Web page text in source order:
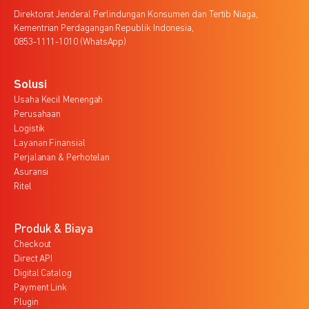
Direktorat Jenderal Perlindungan Konsumen dan Tertib Niaga,
Kementrian Perdagangan Republik Indonesia,
0853-1111-1010 (WhatsApp)
Solusi
Usaha Kecil Menengah
Perusahaan
Logistik
Layanan Finansial
Perjalanan & Perhotelan
Asuransi
Ritel
Produk & Biaya
Checkout
Direct API
Digital Catalog
Payment Link
Plugin